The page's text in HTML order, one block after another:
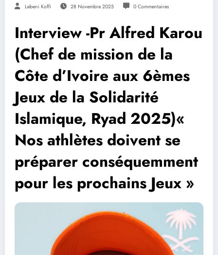
Lebeni Koffi 28 Novembre 2025 0 Commentaires
Interview -Pr Alfred Karou
(Chef de mission de la
Côte d’Ivoire aux 6èmes
Jeux de la Solidarité
Islamique, Ryad 2025)«
Nos athlètes doivent se
préparer conséquemment
pour les prochains Jeux »